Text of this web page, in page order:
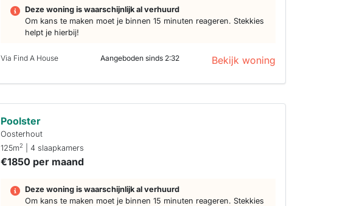
Deze woning is waarschijnlijk al verhuurd
Om kans te maken moet je binnen 15 minuten reageren. Stekkies
helpt je hierbij!
Via Find A House Aangeboden sinds 2:32 Bekijk woning
Poolster
Oosterhout
125m2 | 4 slaapkamers
€1850 per maand
Deze woning is waarschijnlijk al verhuurd
Om kans te maken moet je binnen 15 minuten reageren. Stekkies